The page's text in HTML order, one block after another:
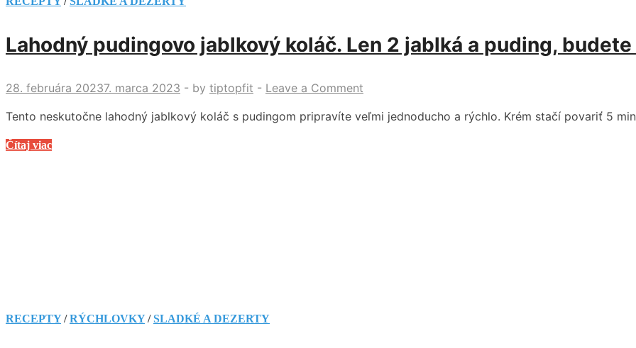
Lahodný pudingovo jablkový koláč. Len 2 jablká a puding,
28. februára 20237. marca 2023 - by tiptopfit - Leave a Comment
Tento neskutočne lahodný jablkový koláč s pudingom pripravíte veľmi jednoducho a rýchlo. Krém stačí povariť 5
Lahodný
si
Čítaj viac
RECEPTY/RÝCHLOVKY/SLADKÉ A DEZERTY